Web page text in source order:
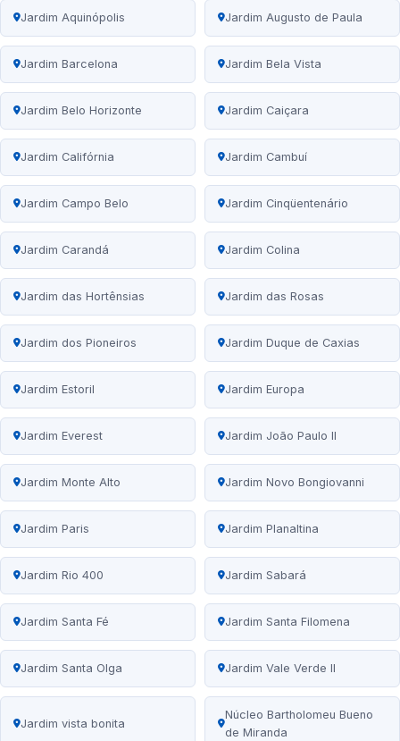
Jardim Aquinópolis Jardim Augusto de Paula
Jardim Barcelona Jardim Bela Vista
Jardim Belo Horizonte Jardim Caiçara
Jardim Califórnia Jardim Cambuí
Jardim Campo Belo Jardim Cinqüentenário
Jardim Carandá Jardim Colina
Jardim das Hortênsias Jardim das Rosas
Jardim dos Pioneiros Jardim Duque de Caxias
Jardim Estoril Jardim Europa
Jardim Everest Jardim João Paulo II
Jardim Monte Alto Jardim Novo Bongiovanni
Jardim Paris Jardim Planaltina
Jardim Rio 400 Jardim Sabará
Jardim Santa Fé Jardim Santa Filomena
Jardim Santa Olga Jardim Vale Verde II
Jardim vista bonita
Núcleo Bartholomeu Bueno
de Miranda